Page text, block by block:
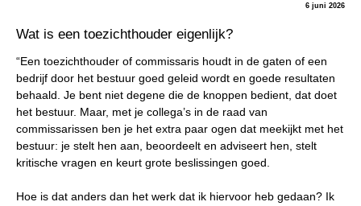
6 juni 2026
Wat is een toezichthouder eigenlijk?
“Een toezichthouder of commissaris houdt in de gaten of een
bedrijf door het bestuur goed geleid wordt en goede resultaten
behaald. Je bent niet degene die de knoppen bedient, dat doet
het bestuur. Maar, met je collega’s in de raad van
commissarissen ben je het extra paar ogen dat meekijkt met het
bestuur: je stelt hen aan, beoordeelt en adviseert hen, stelt
kritische vragen en keurt grote beslissingen goed.
Hoe is dat anders dan het werk dat ik hiervoor heb gedaan? Ik